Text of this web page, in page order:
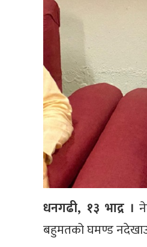
धनगढी, १३ भाद्र ।
बहुमतको घमण्ड